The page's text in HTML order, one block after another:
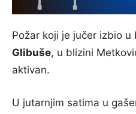
Požar koji je jučer izbio u
Glibuše, u blizini
aktivan.
U jutarnjim satima u